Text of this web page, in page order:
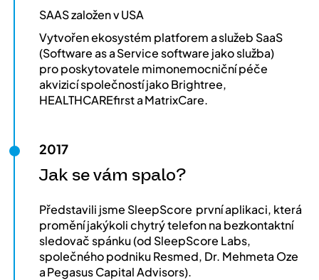
SAAS založen v USA
Vytvořen ekosystém platforem a služeb SaaS
(Software as a Service software jako služba)
pro poskytovatele mimonemocniční péče
akvizicí společností jako Brightree,
HEALTHCAREfirst a MatrixCare.
2017
Jak se vám spalo?
Představili jsme SleepScore první aplikaci, která
promění jakýkoli chytrý telefon na bezkontaktní
sledovač spánku (od SleepScore Labs,
společného podniku Resmed, Dr. Mehmeta Oze
a Pegasus Capital Advisors).